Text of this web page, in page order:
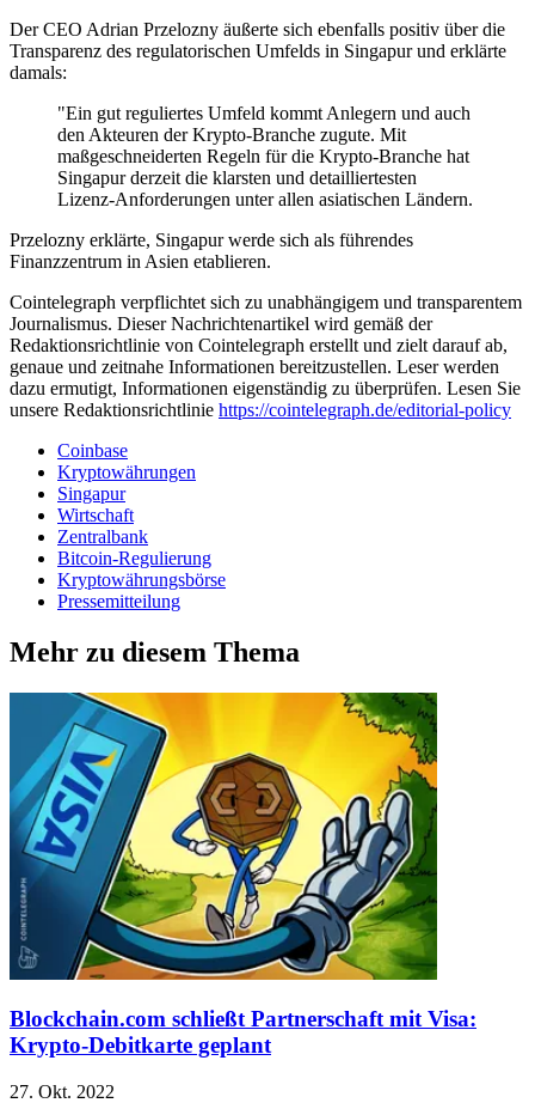
Der CEO Adrian Przelozny äußerte sich ebenfalls positiv über die
Transparenz des regulatorischen Umfelds in Singapur und erklärte
damals:
"Ein gut reguliertes Umfeld kommt Anlegern und auch
den Akteuren der Krypto-Branche zugute. Mit
maßgeschneiderten Regeln für die Krypto-Branche hat
Singapur derzeit die klarsten und detailliertesten
Lizenz-Anforderungen unter allen asiatischen Ländern.
Przelozny erklärte, Singapur werde sich als führendes
Finanzzentrum in Asien etablieren.
Cointelegraph verpflichtet sich zu unabhängigem und transparentem
Journalismus. Dieser Nachrichtenartikel wird gemäß der
Redaktionsrichtlinie von Cointelegraph erstellt und zielt darauf ab,
genaue und zeitnahe Informationen bereitzustellen. Leser werden
dazu ermutigt, Informationen eigenständig zu überprüfen. Lesen Sie
unsere Redaktionsrichtlinie https://cointelegraph.de/editorial-policy
Coinbase
Kryptowährungen
Singapur
Wirtschaft
Zentralbank
Bitcoin-Regulierung
Kryptowährungsbörse
Pressemitteilung
Mehr zu diesem Thema
Blockchain.com schließt Partnerschaft mit Visa:
Krypto-Debitkarte geplant
27. Okt. 2022